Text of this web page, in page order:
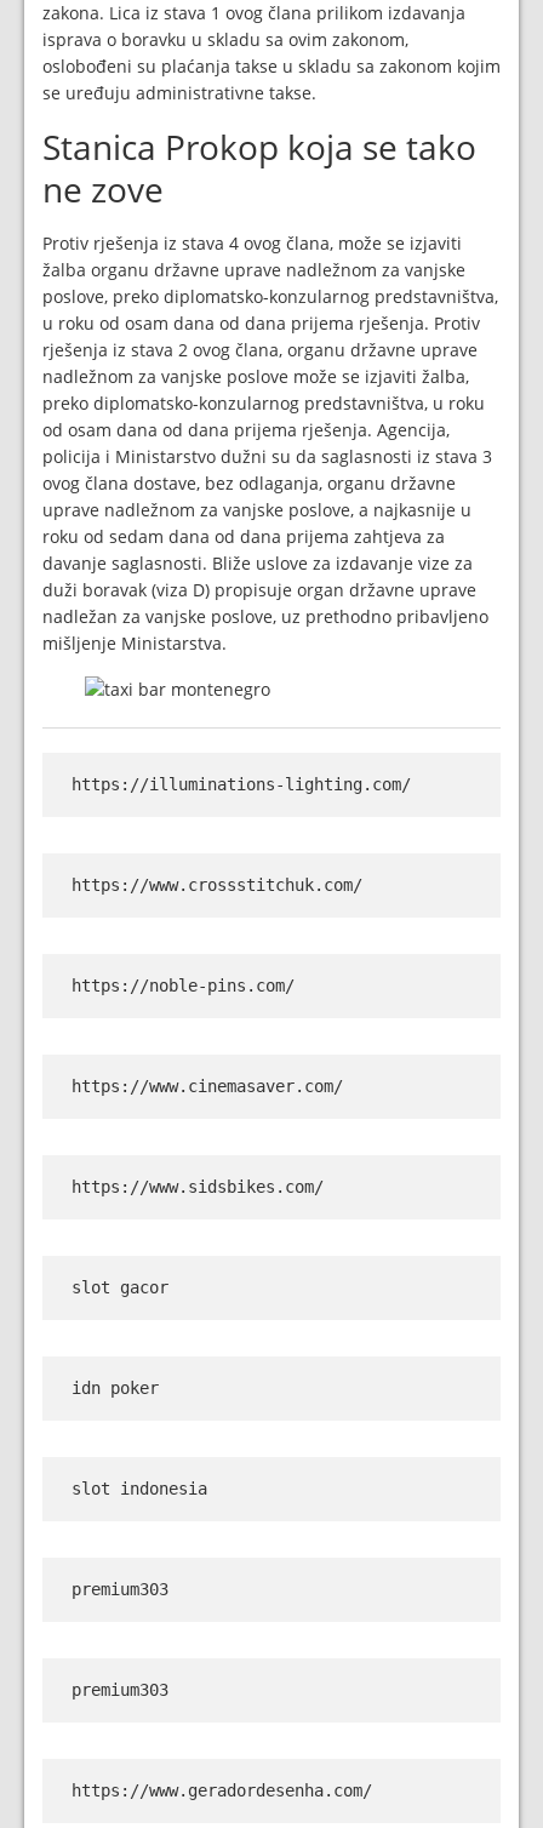
zakona. Lica iz stava 1 ovog člana prilikom izdavanja
isprava o boravku u skladu sa ovim zakonom,
oslobođeni su plaćanja takse u skladu sa zakonom kojim
se uređuju administrativne takse.
Stanica Prokop koja se tako
ne zove
Protiv rješenja iz stava 4 ovog člana, može se izjaviti
žalba organu državne uprave nadležnom za vanjske
poslove, preko diplomatsko-konzularnog predstavništva,
u roku od osam dana od dana prijema rješenja. Protiv
rješenja iz stava 2 ovog člana, organu državne uprave
nadležnom za vanjske poslove može se izjaviti žalba,
preko diplomatsko-konzularnog predstavništva, u roku
od osam dana od dana prijema rješenja. Agencija,
policija i Ministarstvo dužni su da saglasnosti iz stava 3
ovog člana dostave, bez odlaganja, organu državne
uprave nadležnom za vanjske poslove, a najkasnije u
roku od sedam dana od dana prijema zahtjeva za
davanje saglasnosti. Bliže uslove za izdavanje vize za
duži boravak (viza D) propisuje organ državne uprave
nadležan za vanjske poslove, uz prethodno pribavljeno
mišljenje Ministarstva.
https://illuminations-lighting.com/
https://www.crossstitchuk.com/
https://noble-pins.com/
https://www.cinemasaver.com/
https://www.sidsbikes.com/
slot gacor
idn poker
slot indonesia
premium303
premium303
https://www.geradordesenha.com/